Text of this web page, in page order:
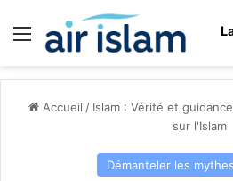
Menu
Accueil / Islam : Vérité et guidance
sur l'Islam
Démanteler les